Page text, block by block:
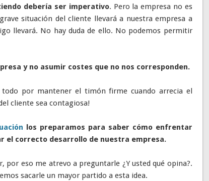
debería ser imperativo. Pero la empresa no es
situación del cliente llevará a nuestra empresa a
llevará. No hay duda de ello. No podemos permitir
y no asumir costes que no nos corresponden.
todo por mantener el timón firme cuando arrecia el
cliente sea contagiosa!
los preparamos para saber cómo enfrentar
el correcto desarrollo de nuestra empresa.
por eso me atrevo a preguntarle ¿Y usted qué opina?.
sacarle un mayor partido a esta idea.